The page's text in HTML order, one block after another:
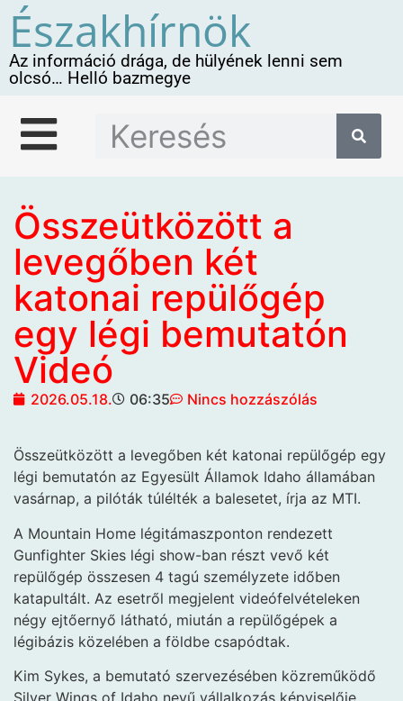
Északhírnök
Az információ drága, de hülyének lenni sem
olcsó… Helló bazmegye
Összeütközött a
levegőben két
katonai repülőgép
egy légi bemutatón
Videó
2026.05.18. 06:35 Nincs hozzászólás
Összeütközött a levegőben két katonai repülőgép egy
légi bemutatón az Egyesült Államok Idaho államában
vasárnap, a pilóták túlélték a balesetet, írja az MTI.
A Mountain Home légitámaszponton rendezett
Gunfighter Skies légi show-ban részt vevő két
repülőgép összesen 4 tagú személyzete időben
katapultált. Az esetről megjelent videófelvételeken
négy ejtőernyő látható, miután a repülőgépek a
légibázis közelében a földbe csapódtak.
Kim Sykes, a bemutató szervezésében közreműködő